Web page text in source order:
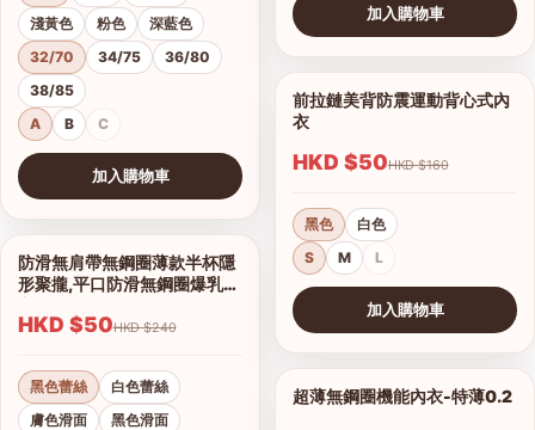
淺黃色
粉色
深藍色
32/70
34/75
36/80
38/85
A
B C
加入購物車
1/16
查看圖片
防滑無肩帶無鋼圈薄款半杯隱
形聚攏,平口防滑無鋼圈爆乳內
HKD $50 HKD $240
黑色蕾絲
白色蕾絲
膚色滑面
黑色滑面
加入購物車
1/7
查看圖片
前拉鏈美背防震運動背心式內
衣
HKD $50 HKD $160
黑色
白色
S
M L
加入購物車
1/21
查看圖片
超薄無鋼圈機能內衣-特薄0.2